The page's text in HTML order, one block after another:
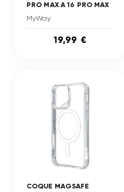
PRO MAX A 16 PRO MAX
MyWay
19,99 €
COQUE MAGSAFE